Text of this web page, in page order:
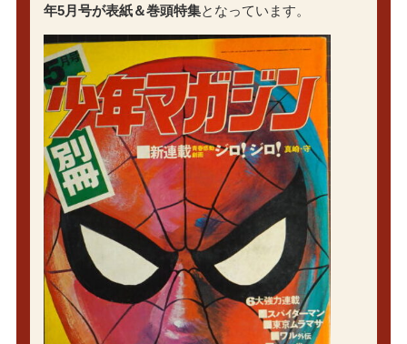
年5月号が表紙＆巻頭特集となっています。